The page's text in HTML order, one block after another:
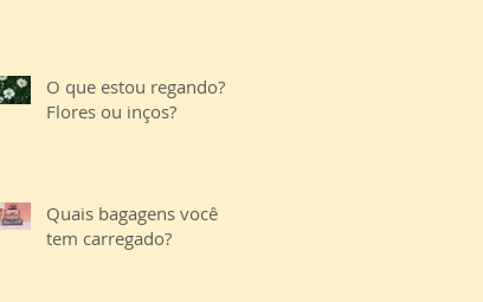
O que estou regando?
Flores ou inços?
Quais bagagens você
tem carregado?